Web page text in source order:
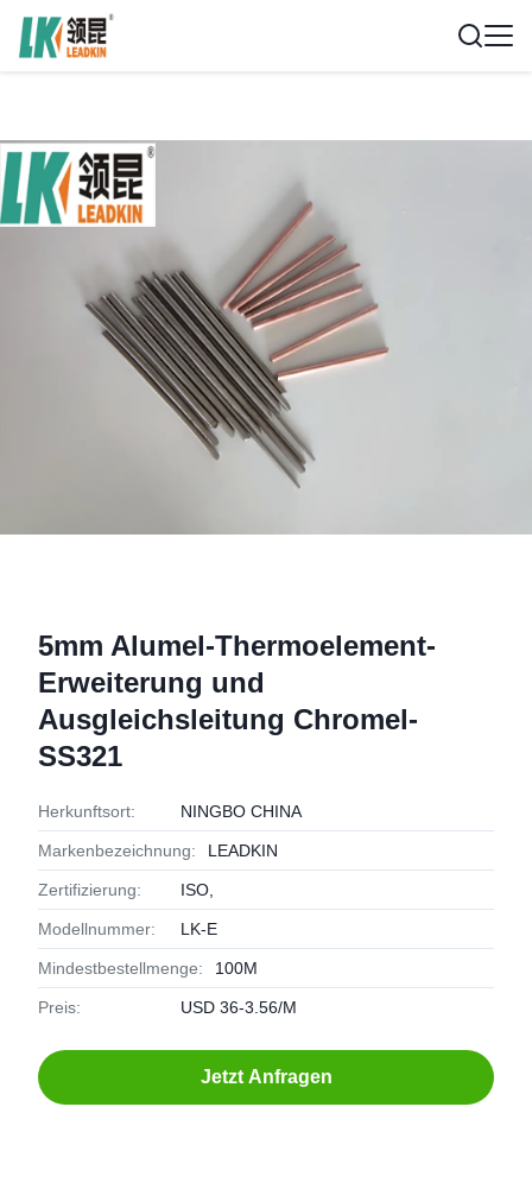
5mm Alumel-Thermoelement-
Erweiterung und
Ausgleichsleitung Chromel-
SS321
Herkunftsort: NINGBO CHINA
Markenbezeichnung: LEADKIN
Zertifizierung: ISO,
Modellnummer: LK-E
Mindestbestellmenge: 100M
Preis: USD 36-3.56/M
Jetzt Anfragen